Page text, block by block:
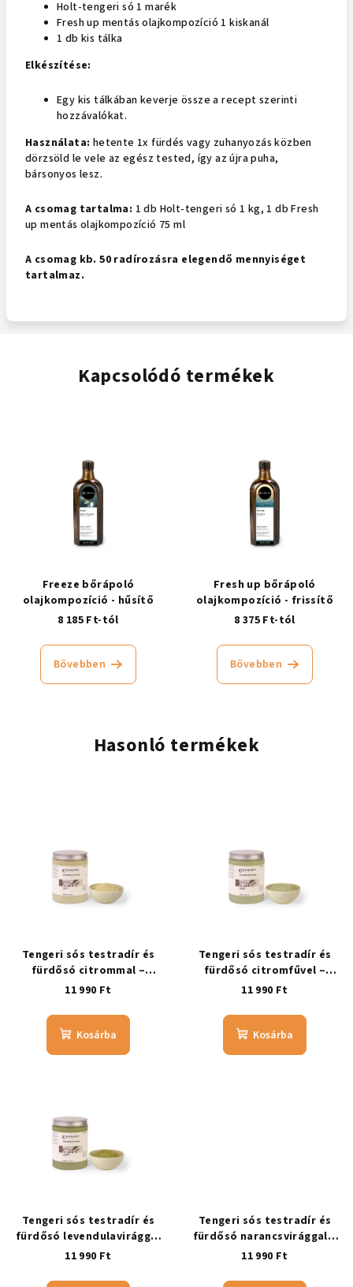
Holt-tengeri só 1 marék
Fresh up mentás olajkompozíció 1 kiskanál
1 db kis tálka
Elkészítése:
Egy kis tálkában keverje össze a recept szerinti
hozzávalókat.
Használata: hetente 1x fürdés vagy zuhanyozás közben
dörzsöld le vele az egész tested, így az újra puha,
bársonyos lesz.
A csomag tartalma: 1 db Holt-tengeri só 1 kg, 1 db Fresh
up mentás olajkompozíció 75 ml
A csomag kb. 50 radírozásra elegendő mennyiséget
tartalmaz.
Kapcsolódó termékek
Freeze bőrápoló
olajkompozíció - hűsítő
8 185 Ft-tól
Bővebben
Fresh up bőrápoló
olajkompozíció - frissítő
8 375 Ft-tól
Bővebben
Hasonló termékek
Tengeri sós testradír és
fürdősó citrommal –
CITROMOS
11 990 Ft
Kosárba
Tengeri sós testradír és
fürdősó citromfűvel –
CITROMFÜVES
11 990 Ft
Kosárba
Tengeri sós testradír és
fürdősó levendulavirággal
– LEVENDULAVIRÁGOS
11 990 Ft
Tengeri sós testradír és
fürdősó narancsvirággal –
NARANCSVIRÁGOS
11 990 Ft